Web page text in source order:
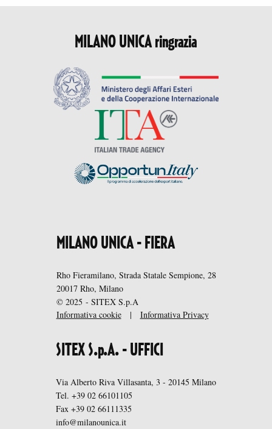
MILANO UNICA ringrazia
MILANO UNICA - FIERA
Rho Fieramilano, Strada Statale Sempione, 28
20017 Rho, Milano
© 2025 - SITEX S.p.A
Informativa cookie
| Informativa Privacy
SITEX S.p.A. - UFFICI
Via Alberto Riva Villasanta, 3 - 20145 Milano
Tel. +39 02 66101105
Fax +39 02 66111335
info@milanounica.it